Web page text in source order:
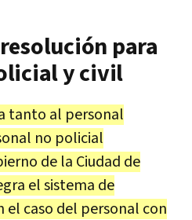
para
y civil
tanto al personal
no policial
de la Ciudad de
el sistema de
el caso del personal con